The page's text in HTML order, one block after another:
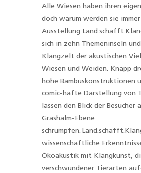
Alle Wiesen haben ihren
doch warum werden sie
Ausstellung
sich in zehn Themeninseln
Klangzelt der akustischen
Wiesen und Weiden. Knapp
hohe Bambuskonstruktionen
comic-hafte Darstellung von
lassen den Blick der Besucher
Grashalm-Ebene
schrumpfen.
wissenschaftliche
Ökoakustik mit Klangkunst,
verschwundener Tierarten